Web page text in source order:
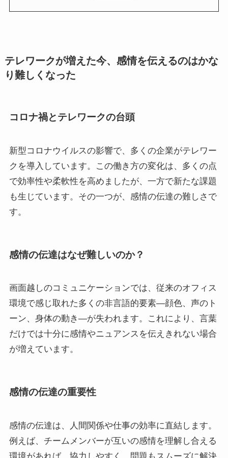
テレワークが増えた今、感情を伝えるのはかな
り難しくなった
コロナ禍とテレワークの台頭
新型コロナウイルスの影響で、多くの企業がテレワー
クを導入しています。この働き方の変化は、多くの点
で効率性や柔軟性を高めましたが、一方で新たな課題
も生じています。その一つが、感情の伝達の難しさで
す。
感情の伝達はなぜ難しいのか？
画面越しのコミュニケーションでは、従来のオフィス
環境で感じ取れた多くの非言語的要素—顔色、声のト
ーン、身体の動き—が失われます。これにより、言葉
だけでは十分に感情やニュアンスを伝えきれない場合
が増えています。
感情の伝達の重要性
感情の伝達は、人間関係や仕事の効率に直結します。
例えば、チームメンバーが互いの感情を理解し合える